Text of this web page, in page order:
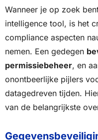
Wanneer je op zoek
intelligence tool, is het
compliance aspecten
nemen. Een gedegen
permissiebeheer, en
onontbeerlijke pijlers
datagedreven tijden.
van de belangrijkste